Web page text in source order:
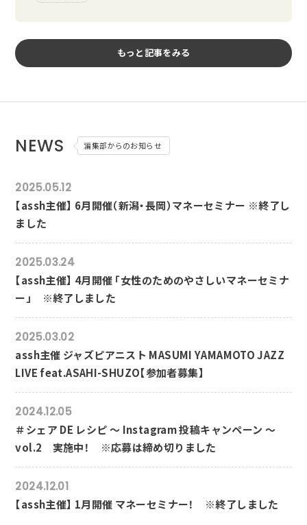
もっと記事をみる
NEWS 編集部からのお知らせ
2025.05.12
【assh主催】 6月開催（新潟・長岡）マネーセミナー ※終了し
ました
2025.03.24
【assh主催】 4月開催 「女性のためのやさしいマネーセミナ
ー」 ※終了しました
2025.03.02
assh主催 ジャズピアニスト MASUMI YAMAMOTO JAZZ
LIVE feat.ASAHI-SHUZO【参加者募集】
2024.12.05
＃シェア DE レシピ ～ Instagram 投稿キャンペーン ～
vol.2 実施中！ ※応募は締め切りました
2024.12.01
【assh主催】 1月開催 マネーセミナー！ ※終了しました